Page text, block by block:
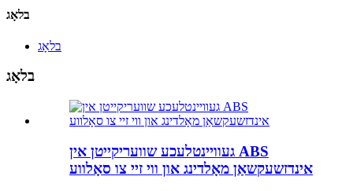
בלאָג
בלאָג
בלאָג
געוויינטלעכע שוועריקייטן אין ABS
אינדזשעקשאַן מאָלדינג און ווי זיי צו סאָלווע